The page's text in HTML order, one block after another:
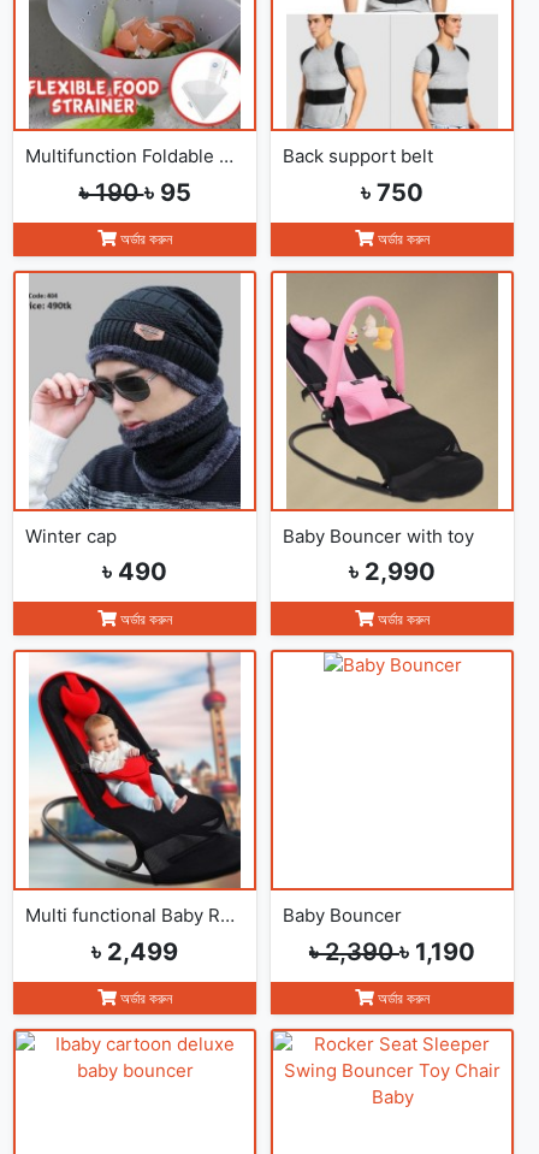
Multifunction Foldable Kitchen Strainer Bag
৳ 190৳ 95
অর্ডার করুন
Back support belt
৳ 750
অর্ডার করুন
Winter cap
৳ 490
অর্ডার করুন
Baby Bouncer with toy
৳ 2,990
অর্ডার করুন
Multi functional Baby Rocking Chair with Adjustable Angle and Safety Belt
৳ 2,499
অর্ডার করুন
Baby Bouncer
৳ 2,390৳ 1,190
অর্ডার করুন